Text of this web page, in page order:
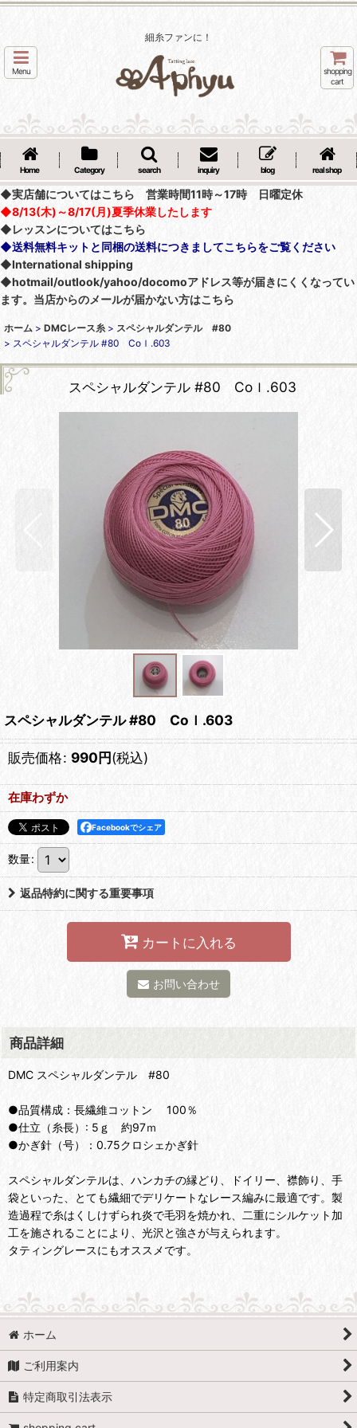
細糸ファンに！
Menu
shopping
cart
Home Category search inquiry blog real shop
◆実店舗についてはこちら 営業時間11時～17時 日曜定休
◆8/13(木)～8/17(月)夏季休業したします
◆レッスンについてはこちら
◆送料無料キットと同梱の送料につきましてこちらをご覧ください
◆International shipping
◆hotmail/outlook/yahoo/docomoアドレス等が届きにくくなってい
ます。当店からのメールが届かない方はこちら
ホーム > DMCレース糸 > スペシャルダンテル #80
> スペシャルダンテル #80 Coｌ.603
スペシャルダンテル #80 Coｌ.603
スペシャルダンテル #80 Coｌ.603
販売価格: 990円(税込)
在庫わずか
Facebookでシェア
数量:
返品特約に関する重要事項
カートに入れる
お問い合わせ
商品詳細
DMC スペシャルダンテル #80
●品質構成：長繊維コットン 100％
●仕立（糸長）: 5ｇ 約97ｍ
●かぎ針（号）：0.75クロシェかぎ針
スペシャルダンテルは、ハンカチの縁どり、ドイリー、襟飾り、手
袋といった、とても繊細でデリケートなレース編みに最適です。製
造過程で糸はくしけずられ炎で毛羽を焼かれ、二重にシルケット加
工を施されることにより、光沢と強さが与えられます。
タティングレースにもオススメです。
ホーム
ご利用案内
特定商取引法表示